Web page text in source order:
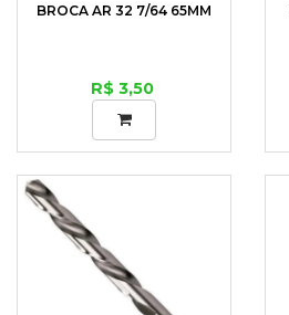
BROCA AR 32 7/64 65MM
R$ 3,50